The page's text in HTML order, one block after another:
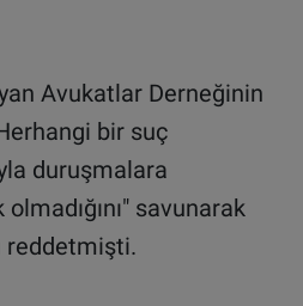
Avukatlar Derneğinin
bir suç
duruşmalara
savunarak
reddetmişti.